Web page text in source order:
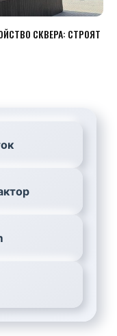
СКВЕРА: СТРОЯТ